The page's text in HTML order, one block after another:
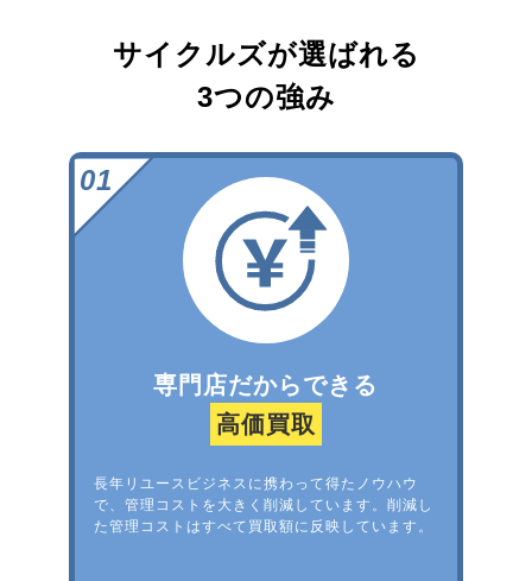
サイクルズが選ばれる
3つの強み
専門店だからできる
高価買取
長年リユースビジネスに携わって得たノウハウ
で、管理コストを大きく削減しています。削減し
た管理コストはすべて買取額に反映しています。